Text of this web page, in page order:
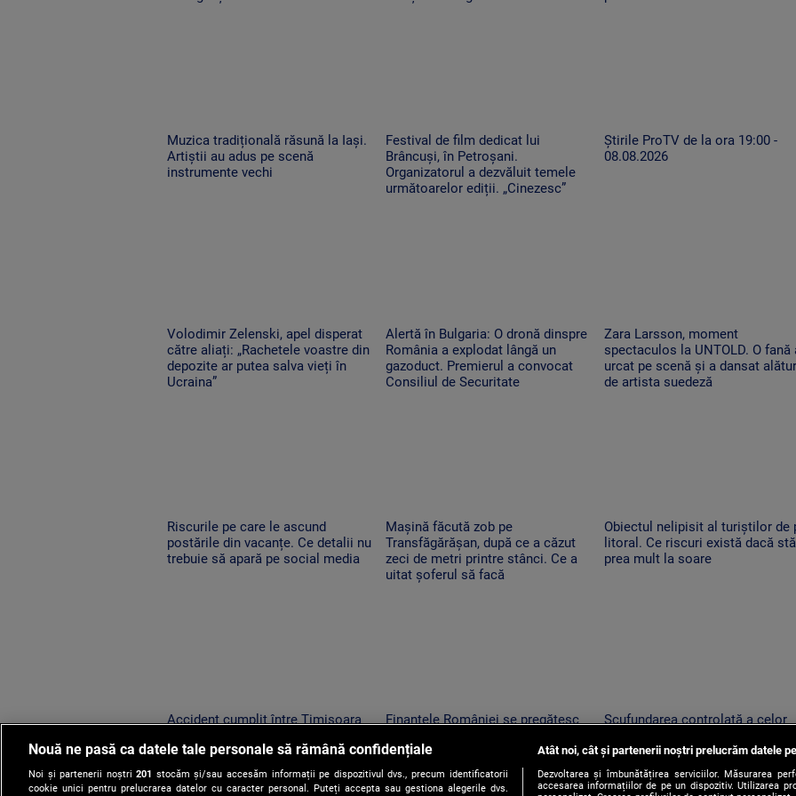
Muzica tradițională răsună la Iași.
Artiștii au adus pe scenă
instrumente vechi
Festival de film dedicat lui
Brâncuși, în Petroșani.
Organizatorul a dezvăluit temele
următoarelor ediții. „Cinezesc”
Știrile ProTV de la ora 19:00 -
08.08.2026
Volodimir Zelenski, apel disperat
către aliați: „Rachetele voastre din
depozite ar putea salva vieți în
Ucraina”
Alertă în Bulgaria: O dronă dinspre
România a explodat lângă un
gazoduct. Premierul a convocat
Consiliul de Securitate
Zara Larsson, moment
spectaculos la UNTOLD. O fană
urcat pe scenă și a dansat
de artista suedeză
Riscurile pe care le ascund
postările din vacanțe. Ce detalii nu
trebuie să apară pe social media
Mașină făcută zob pe
Transfăgărășan, după ce a căzut
zeci de metri printre stânci. Ce a
uitat șoferul să facă
Obiectul nelipisit al turiștilor de
litoral. Ce riscuri există dacă stă
prea mult la soare
Accident cumplit între Timișoara
carbonizat după ce s-a izbit cu
mașina frontal de un TIR
Finanțele României se pregătesc
Standard & Poor’s decide dacă
scapăm de „junk”
Scufundarea controlată a celor
Motivul pentru sunt coborâte
treptat în apă
Nouă ne pasă ca datele tale personale să rămână confidențiale
Noi și partenerii noștri201 stocăm și/sau accesăm informații pe dispozitivul dvs., precum identificatorii
cookie unici pentru prelucrarea datelor cu caracter personal. Puteți accepta sau gestiona alegerile dvs.
Atât noi, cât și partenerii noștri prelucrăm datele
Dezvoltarea și îmbunătățirea serviciilor. Măsurarea
accesarea informațiilor de pe un dispozitiv. Utilizarea